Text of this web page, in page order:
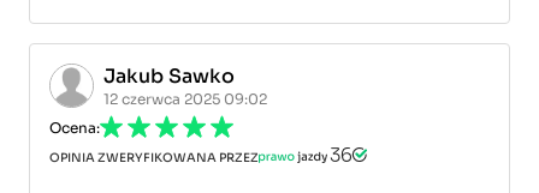
Jakub Sawko
12 czerwca 2025 09:02
Ocena:
OPINIA ZWERYFIKOWANA PRZEZ